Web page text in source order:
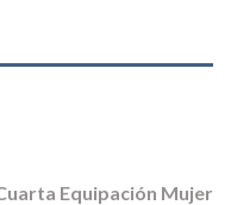
Equipación Mujer